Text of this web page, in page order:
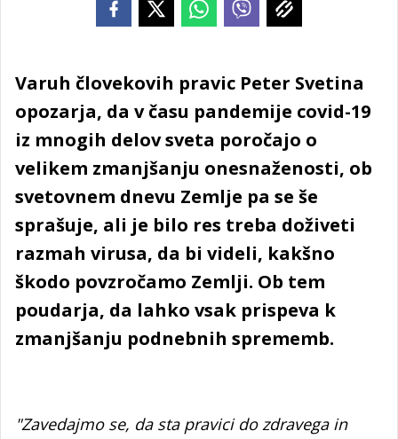
Varuh človekovih pravic Peter Svetina
opozarja, da v času pandemije covid-19
iz mnogih delov sveta poročajo o
velikem zmanjšanju onesnaženosti, ob
svetovnem dnevu Zemlje pa se še
sprašuje, ali je bilo res treba doživeti
razmah virusa, da bi videli, kakšno
škodo povzročamo Zemlji. Ob tem
poudarja, da lahko vsak prispeva k
zmanjšanju podnebnih sprememb.
"Zavedajmo se, da sta pravici do zdravega in